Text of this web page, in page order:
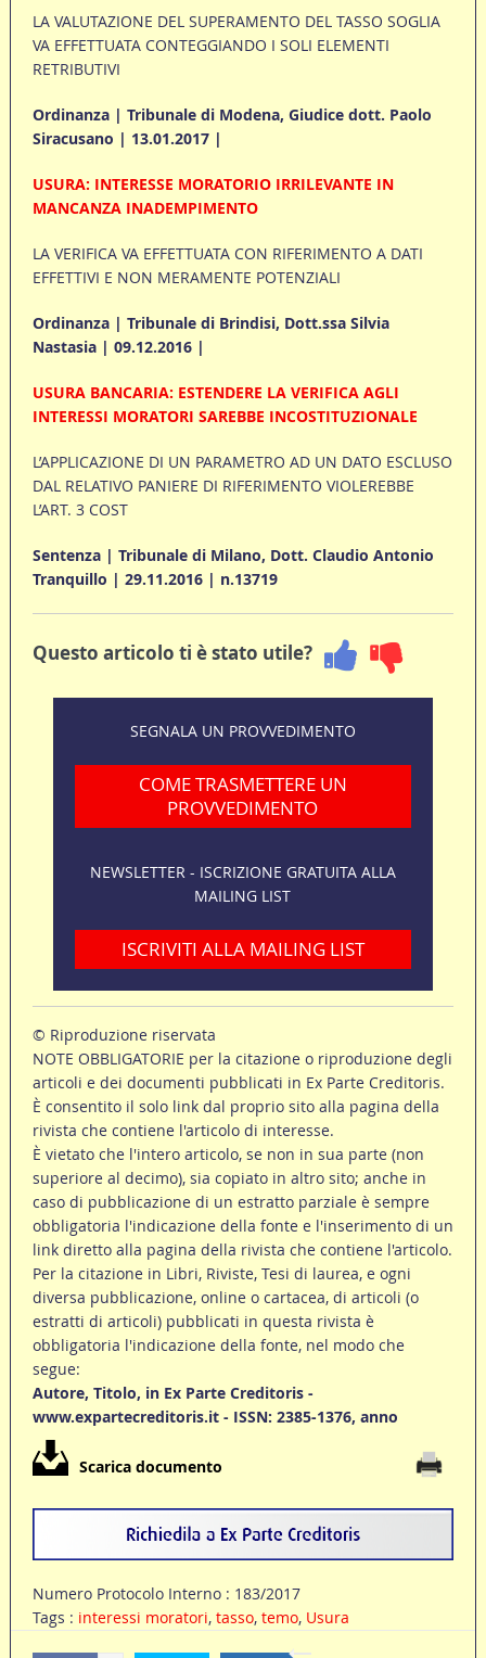
LA VALUTAZIONE DEL SUPERAMENTO DEL TASSO SOGLIA
VA EFFETTUATA CONTEGGIANDO I SOLI ELEMENTI
RETRIBUTIVI
Ordinanza | Tribunale di Modena, Giudice dott. Paolo
Siracusano | 13.01.2017 |
USURA: INTERESSE MORATORIO IRRILEVANTE IN
MANCANZA INADEMPIMENTO
LA VERIFICA VA EFFETTUATA CON RIFERIMENTO A DATI
EFFETTIVI E NON MERAMENTE POTENZIALI
Ordinanza | Tribunale di Brindisi, Dott.ssa Silvia
Nastasia | 09.12.2016 |
USURA BANCARIA: ESTENDERE LA VERIFICA AGLI
INTERESSI MORATORI SAREBBE INCOSTITUZIONALE
L’APPLICAZIONE DI UN PARAMETRO AD UN DATO ESCLUSO
DAL RELATIVO PANIERE DI RIFERIMENTO VIOLEREBBE
L’ART. 3 COST
Sentenza | Tribunale di Milano, Dott. Claudio Antonio
Tranquillo | 29.11.2016 | n.13719
Questo articolo ti è stato utile?
SEGNALA UN PROVVEDIMENTO
COME TRASMETTERE UN
PROVVEDIMENTO
NEWSLETTER - ISCRIZIONE GRATUITA ALLA
MAILING LIST
ISCRIVITI ALLA MAILING LIST
© Riproduzione riservata
NOTE OBBLIGATORIE per la citazione o riproduzione degli
articoli e dei documenti pubblicati in Ex Parte Creditoris.
È consentito il solo link dal proprio sito alla pagina della
rivista che contiene l'articolo di interesse.
È vietato che l'intero articolo, se non in sua parte (non
superiore al decimo), sia copiato in altro sito; anche in
caso di pubblicazione di un estratto parziale è sempre
obbligatoria l'indicazione della fonte e l'inserimento di un
link diretto alla pagina della rivista che contiene l'articolo.
Per la citazione in Libri, Riviste, Tesi di laurea, e ogni
diversa pubblicazione, online o cartacea, di articoli (o
estratti di articoli) pubblicati in questa rivista è
obbligatoria l'indicazione della fonte, nel modo che
segue:
Autore, Titolo, in Ex Parte Creditoris -
www.expartecreditoris.it - ISSN: 2385-1376, anno
Scarica documento
Numero Protocolo Interno : 183/2017
Tags : interessi moratori, tasso, temo, Usura